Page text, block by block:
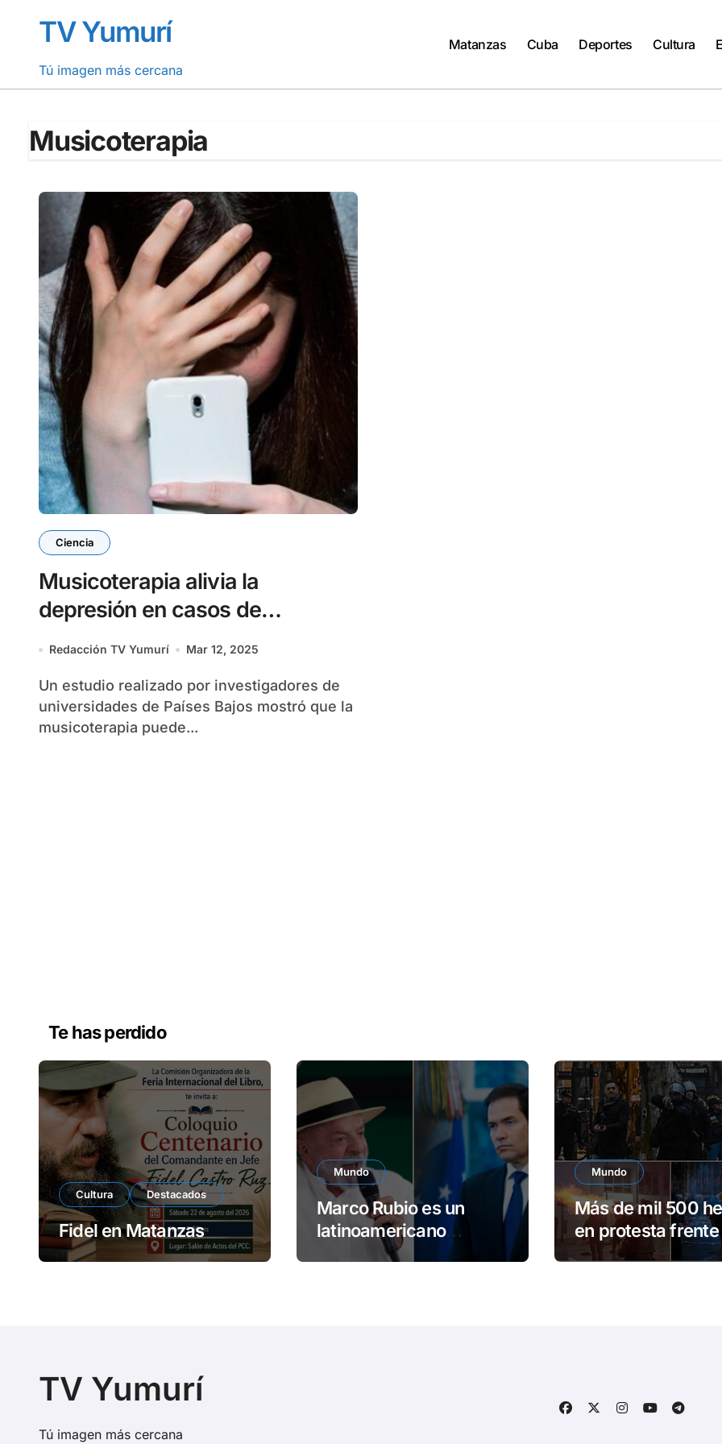
contenidoTV Yumurí
Tú imagen más cercana
Matanzas Cuba Deportes Cultura
Musicoterapia
Ciencia
Musicoterapia alivia la
depresión en casos de
demencia, según estudio
Redacción TV Yumurí Mar 12, 2025
Un estudio realizado por investigadores de
universidades de Países Bajos mostró que la
musicoterapia puede...
Te has perdido
Cultura Destacados
Fidel en Matanzas
Mundo
Marco Rubio es un
latinoamericano
frustrado, afirma Lula
Mundo
Más de mil 500
en protesta frente
Congreso
TV Yumurí
Tú imagen más cercana